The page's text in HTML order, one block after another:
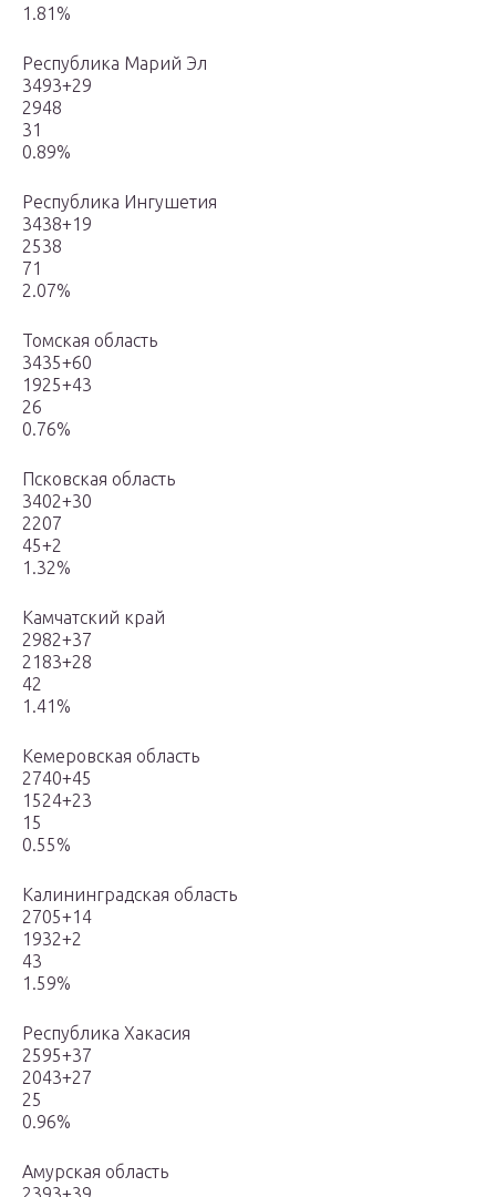
1.81%
Республика Марий Эл
3493+29
2948
31
0.89%
Республика Ингушетия
3438+19
2538
71
2.07%
Томская область
3435+60
1925+43
26
0.76%
Псковская область
3402+30
2207
45+2
1.32%
Камчатский край
2982+37
2183+28
42
1.41%
Кемеровская область
2740+45
1524+23
15
0.55%
Калининградская область
2705+14
1932+2
43
1.59%
Республика Хакасия
2595+37
2043+27
25
0.96%
Амурская область